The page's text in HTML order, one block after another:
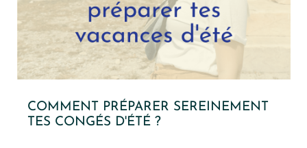
COMMENT PRÉPARER SEREINEMENT
TES CONGÉS D'ÉTÉ ?